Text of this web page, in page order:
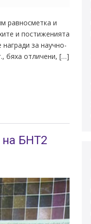
равносметка и
и постиженията
за научно-
бяха отличени, […]
БНТ2